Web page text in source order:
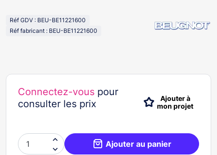
Réf GDV : BEU-BE11221600
Réf fabricant : BEU-BE11221600
Connectez-vous pour
consulter les prix
Ajouter à
mon projet

 Ajouter au panier